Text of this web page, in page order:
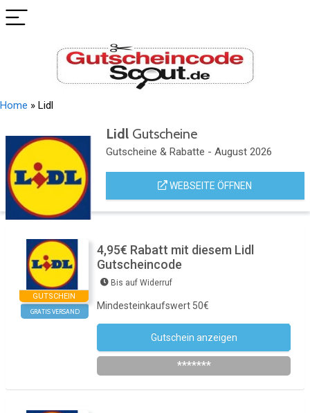
Home » Lidl
LidlGutscheine
Gutscheine & Rabatte - August 2026
WEBSEITE ÖFFNEN
GUTSCHEIN
GRATIS VERSAND
4,95€ Rabatt mit diesem Lidl
Gutscheincode
Bis auf Widerruf
Mindesteinkaufswert 50€
Gutschein anzeigen
*******